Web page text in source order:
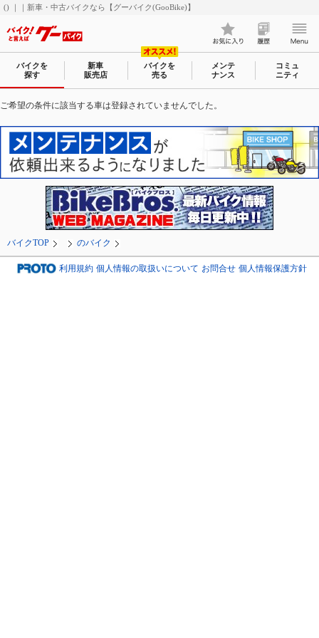
() ｜｜新車・中古バイクなら【グーバイク(GooBike)】
バイクを
探す
新車
販売店
バイクを
売る
メンテ
ナンス
コミュ
ニティ
ご希望の条件に該当する車は登録されていませんでした。
バイクTOP のバイク
利用規約 個人情報の取扱いについて お問合せ 個人情報保護方針